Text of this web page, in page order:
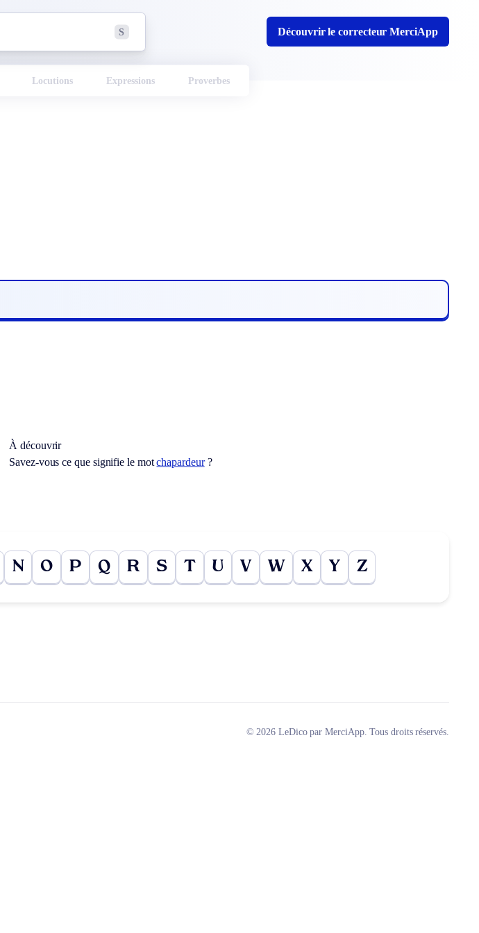
S Découvrir le correcteur MerciApp
Locutions Expressions Proverbes
À découvrir
Savez-vous ce que signifie le motchapardeur?
N O P Q R S T U V W X Y Z
© 2026 LeDico par MerciApp. Tous droits réservés.